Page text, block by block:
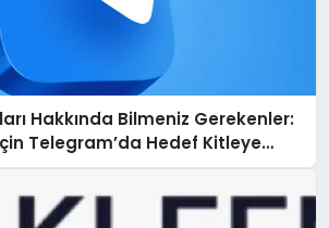
Hakkında Bilmeniz Gerekenler:
Telegram’da Hedef Kitleye